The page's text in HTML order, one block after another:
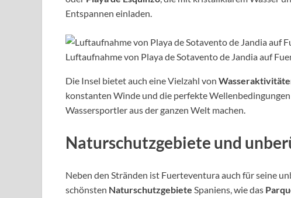
Entspannen einladen.
Luftaufnahme von Playa de Sotavento de Jandia auf
Die Insel bietet auch eine Vielzahl von
konstanten Winde und die perfekte
Wassersportler aus der ganzen Welt machen.
Naturschutzgebiete und
Neben den Stränden ist Fuerteventura auch für seine
schönsten Naturschutzgebiete Spaniens, wie das